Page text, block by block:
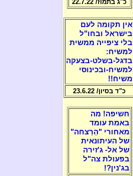
כ"ג בתמוז/ 22.7.22
אין תקומה לעם
בישראל ובחו"ל
בלי ציפייה ממשית
למשיח:
בדגל-בשלט-בצעקה
למשיח-ובכינוסי
משיח!!
כ"ד בסיון/ 23.6.22
חשיפה! מה
באמת עומד
מאחורי "הֵרַצחה"
של העיתונאית
של אל- ג'זירה
בפעולת צה"ל
בג'נין?!